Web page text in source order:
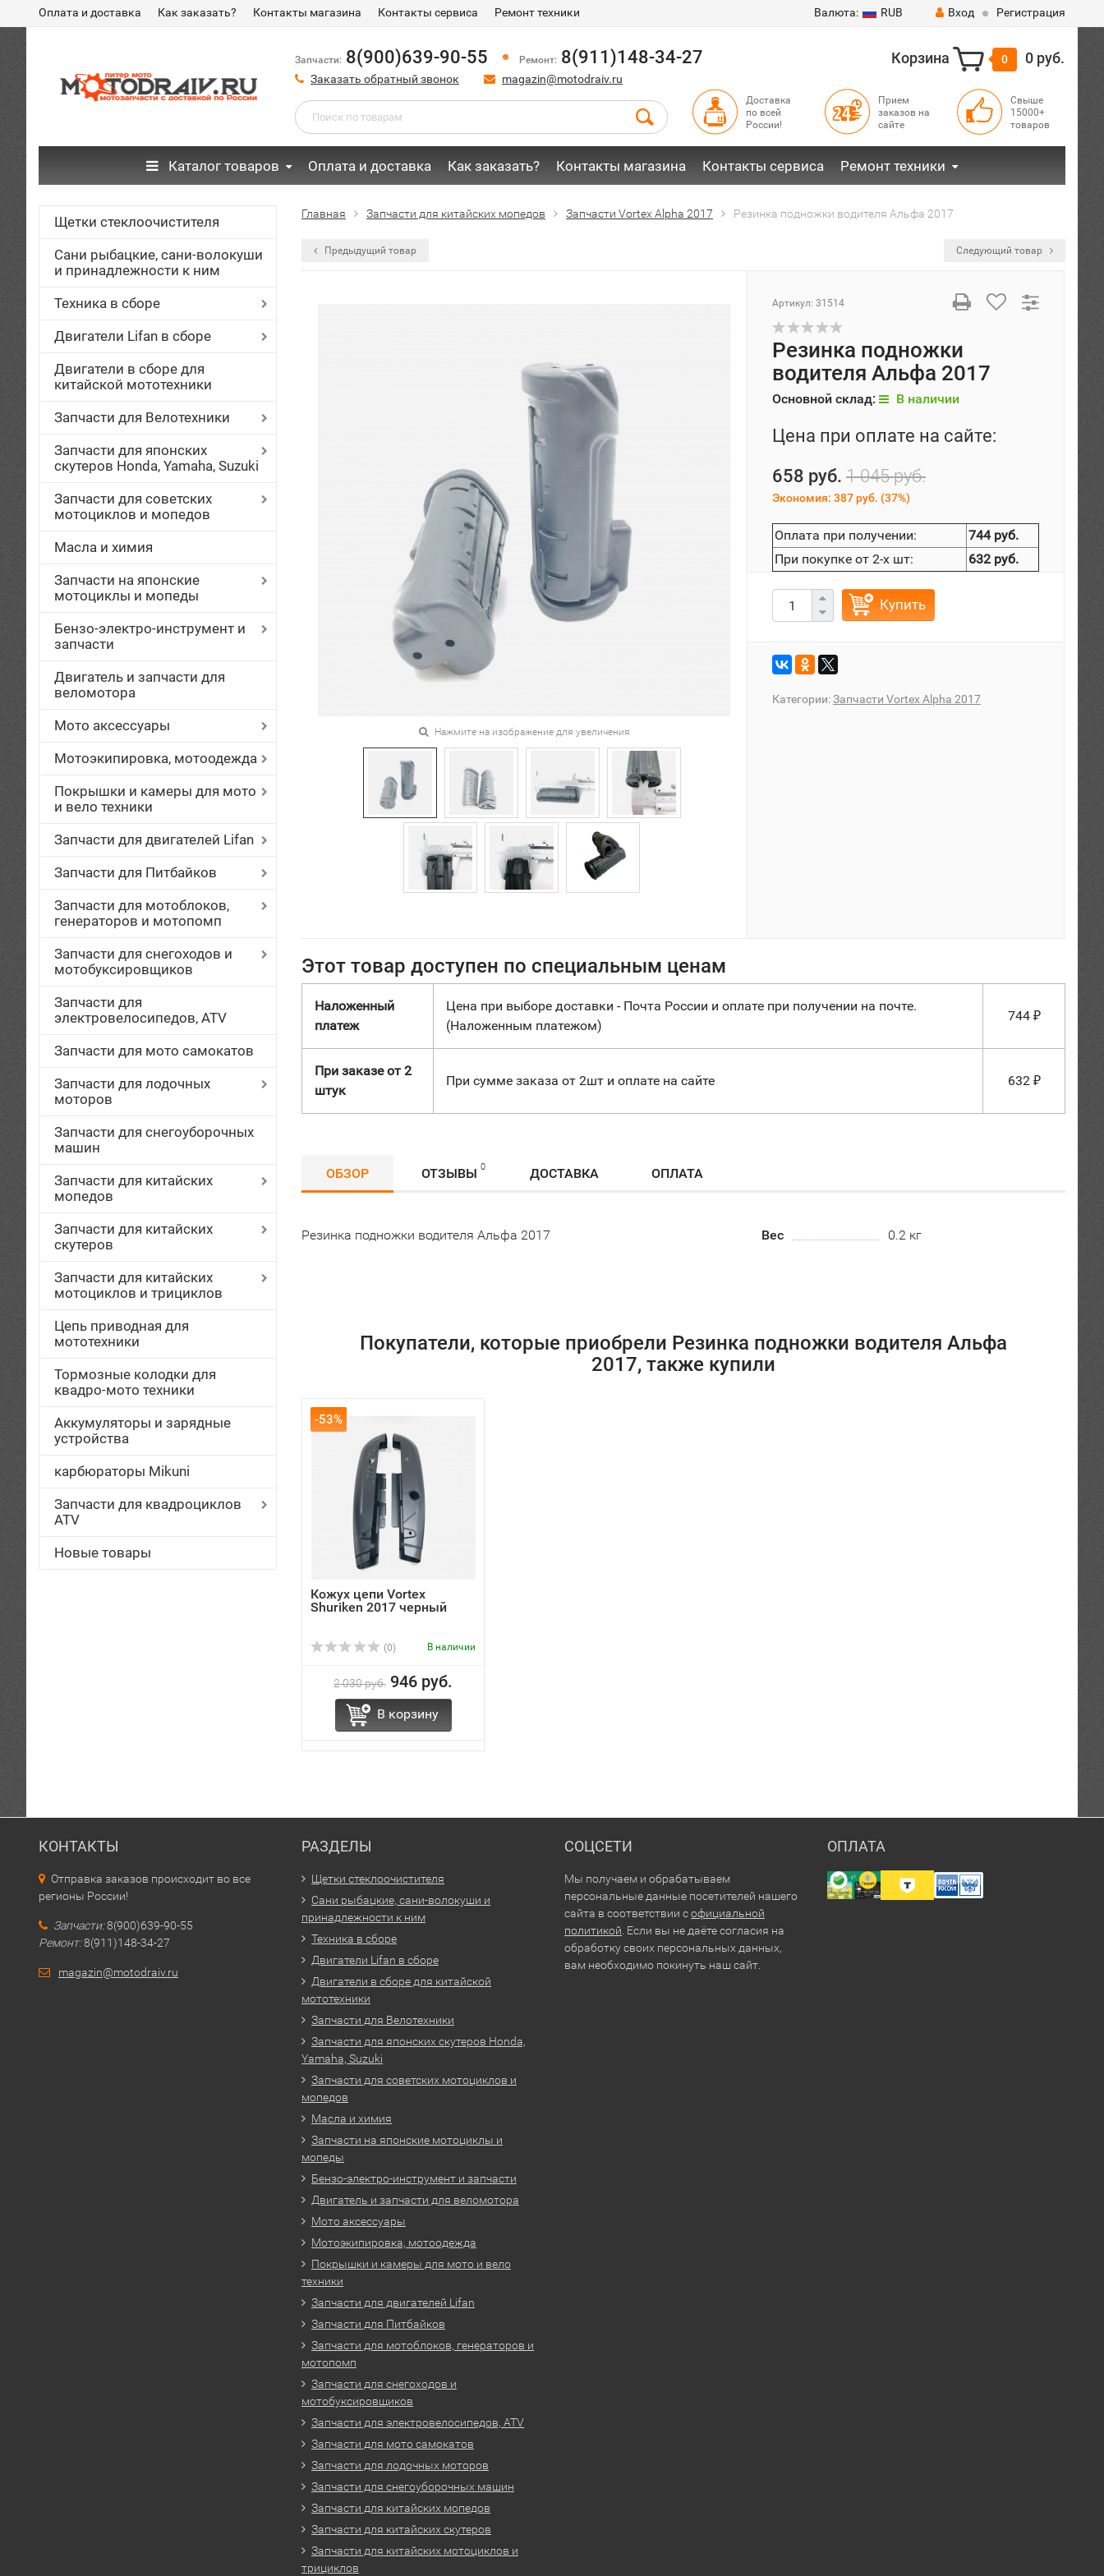
Оплата и доставка Как заказать? Контакты магазина Контакты сервиса Ремонт техники Валюта: RUB Вход Регистрация
Запчасти: 8(900)639-90-55 Ремонт: 8(911)148-34-27
Заказать обратный звонок magazin@motodraiv.ru
Корзина 0 0 руб.
Доставка
по всей
России!
Прием
заказов на
сайте
Свыше
15000+
товаров
Каталог товаров Оплата и доставка Как заказать? Контакты магазина Контакты сервиса Ремонт техники
Щетки стеклоочистителя
Сани рыбацкие, сани-волокуши
и принадлежности к ним
Техника в сборе
Двигатели Lifan в сборе
Двигатели в сборе для
китайской мототехники
Запчасти для Велотехники
Запчасти для японских
скутеров Honda, Yamaha, Suzuki
Запчасти для советских
мотоциклов и мопедов
Масла и химия
Запчасти на японские
мотоциклы и мопеды
Бензо-электро-инструмент и
запчасти
Двигатель и запчасти для
веломотора
Мото аксессуары
Мотоэкипировка, мотоодежда
Покрышки и камеры для мото
и вело техники
Запчасти для двигателей Lifan
Запчасти для Питбайков
Запчасти для мотоблоков,
генераторов и мотопомп
Запчасти для снегоходов и
мотобуксировщиков
Запчасти для
электровелосипедов, ATV
Запчасти для мото самокатов
Запчасти для лодочных
моторов
Запчасти для снегоуборочных
машин
Запчасти для китайских
мопедов
Запчасти для китайских
скутеров
Запчасти для китайских
мотоциклов и трициклов
Цепь приводная для
мототехники
Тормозные колодки для
квадро-мото техники
Аккумуляторы и зарядные
устройства
карбюраторы Mikuni
Запчасти для квадроциклов
ATV
Новые товары
Главная Запчасти для китайских мопедов Запчасти Vortex Alpha 2017 Резинка подножки водителя Альфа 2017
Предыдущий товар Следующий товар
Нажмите на изображение для увеличения
Артикул: 31514
Резинка подножки
водителя Альфа 2017
Основной склад: В наличии
Цена при оплате на сайте:
658 руб. 1 045 руб.
Экономия: 387 руб. (37%)
Оплата при получении:
744 руб.
При покупке от 2-х шт:
632 руб.
Купить
Категории:Запчасти Vortex Alpha 2017
Этот товар доступен по специальным ценам
Наложенный
платеж
Цена при выборе доставки - Почта России и оплате при получении на почте.
(Наложенным платежом)
744 ₽
При заказе от 2
штук
При сумме заказа от 2шт и оплате на сайте 632 ₽
ОБЗОР ОТЗЫВЫ 0 ДОСТАВКА ОПЛАТА
Резинка подножки водителя Альфа 2017 Вес 0.2 кг
Покупатели, которые приобрели Резинка подножки водителя Альфа
2017, также купили
-53%
Кожух цепи Vortex
Shuriken 2017 черный
(0) В наличии
2 030 руб. 946 руб.
В корзину
КОНТАКТЫ
Отправка заказов происходит во все
регионы России!
Запчасти:8(900)639-90-55
Ремонт:8(911)148-34-27
magazin@motodraiv.ru
РАЗДЕЛЫ
Щетки стеклоочистителя
Сани рыбацкие, сани-волокуши и
принадлежности к ним
Техника в сборе
Двигатели Lifan в сборе
Двигатели в сборе для китайской
мототехники
Запчасти для Велотехники
Запчасти для японских скутеров Honda,
Yamaha, Suzuki
Запчасти для советских мотоциклов и
мопедов
Масла и химия
Запчасти на японские мотоциклы и
мопеды
Бензо-электро-инструмент и запчасти
Двигатель и запчасти для веломотора
Мото аксессуары
Мотоэкипировка, мотоодежда
Покрышки и камеры для мото и вело
техники
Запчасти для двигателей Lifan
Запчасти для Питбайков
Запчасти для мотоблоков, генераторов и
мотопомп
Запчасти для снегоходов и
мотобуксировщиков
Запчасти для электровелосипедов, ATV
Запчасти для мото самокатов
Запчасти для лодочных моторов
Запчасти для снегоуборочных машин
Запчасти для китайских мопедов
Запчасти для китайских скутеров
Запчасти для китайских мотоциклов и
трициклов
СОЦСЕТИ
Мы получаем и обрабатываем
персональные данные посетителей нашего
сайта в соответствии софициальной
политикой . Если вы не даёте согласия на
обработку своих персональных данных,
вам необходимо покинуть наш сайт.
ОПЛАТА